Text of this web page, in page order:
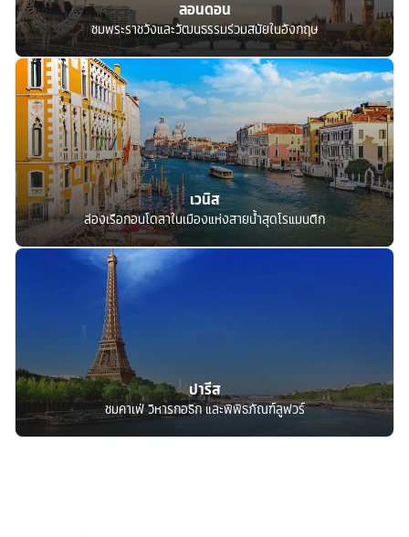
ลอนดอน
ชมพระราชวังและวัฒนธรรมร่วมสมัยในอังกฤษ
เวนิส
ล่องเรือกอนโดลาในเมืองแห่งสายน้ำสุดโรแมนติก
ปารีส
ชมคาเฟ่ วิหารกอธิก และพิพิธภัณฑ์ลูฟวร์